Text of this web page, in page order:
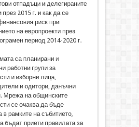
отпадъци и делегираните
през 2015 г. и как да се
риск при
на европроекти през
период 2014-2020 г.
са планирани и
работни групи за
и изборни лица,
и одитори, данъчни
Мрежа на общинските
се очаква да бъде
в рамките на събитието,
бъдат приети правилата за